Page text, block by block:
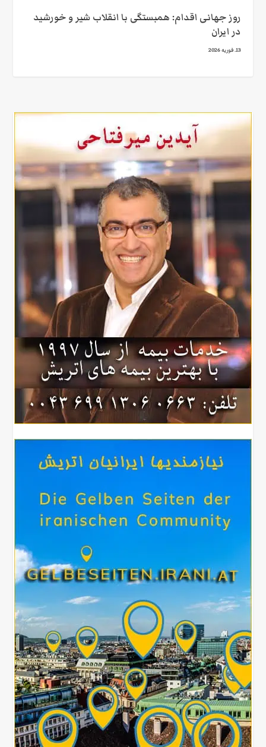
روز جهانی اقدام: همبستگی با انقلاب شیر و خورشید
در ایران
13. فوریه 2026